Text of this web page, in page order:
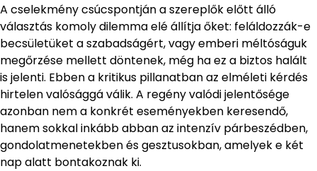
A cselekmény csúcspontján a szereplők előtt álló
választás komoly dilemma elé állítja őket: feláldozzák-e
becsületüket a szabadságért, vagy emberi méltóságuk
megőrzése mellett döntenek, még ha ez a biztos halált
is jelenti. Ebben a kritikus pillanatban az elméleti kérdés
hirtelen valósággá válik. A regény valódi jelentősége
azonban nem a konkrét eseményekben keresendő,
hanem sokkal inkább abban az intenzív párbeszédben,
gondolatmenetekben és gesztusokban, amelyek e két
nap alatt bontakoznak ki.